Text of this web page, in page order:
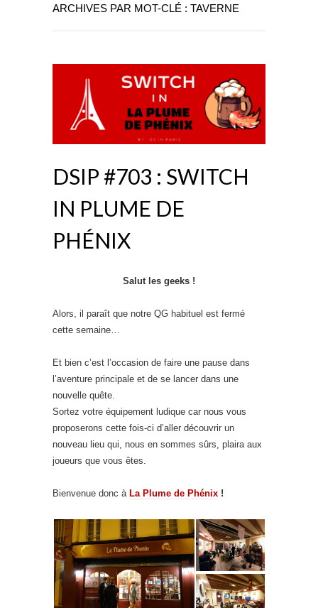
ARCHIVES PAR MOT-CLÉ : TAVERNE
DSIP #703 : SWITCH
IN PLUME DE
PHÉNIX
Salut les geeks !
Alors, il paraît que notre QG habituel est fermé
cette semaine…
Et bien c’est l’occasion de faire une pause dans
l’aventure principale et de se lancer dans une
nouvelle quête.
Sortez votre équipement ludique car nous vous
proposerons cette fois-ci d’aller découvrir un
nouveau lieu qui, nous en sommes sûrs, plaira aux
joueurs que vous êtes.
Bienvenue donc à La Plume de Phénix !